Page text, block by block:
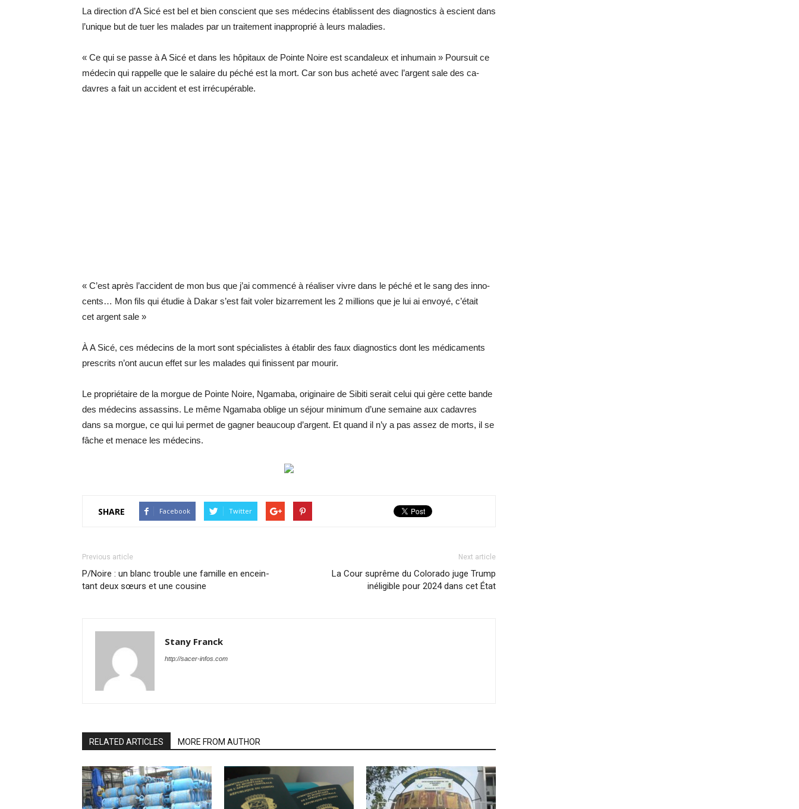
La di­rec­tion d’A Sicé est bel et bien conscient que ses mé­de­cins éta­blissent des diag­nos­tics à es­cient dans
l’unique but de tuer les ma­lades par un trai­te­ment in­ap­pro­prié à leurs ma­la­dies.
« Ce qui se passe à A Sicé et dans les hô­pi­taux de Pointe Noire est scan­da­leux et in­hu­main » Pour­suit ce
mé­de­cin qui rap­pelle que le sa­laire du pé­ché est la mort. Car son bus acheté avec l’ar­gent sale des ca­
davres a fait un ac­ci­dent et est ir­ré­cu­pé­rable.
« C’est après l’ac­ci­dent de mon bus que j’ai com­mencé à réa­li­ser vivre dans le pé­ché et le sang des in­no­
cents… Mon fils qui étu­die à Da­kar s’est fait vo­ler bi­zar­re­ment les 2 mil­lions que je lui ai en­voyé, c’était
cet ar­gent sale »
À A Sicé, ces mé­de­cins de la mort sont spé­cia­listes à éta­blir des faux diag­nos­tics dont les mé­di­ca­ments
pres­crits n’ont au­cun ef­fet sur les ma­lades qui fi­nissent par mou­rir.
Le pro­prié­taire de la morgue de Pointe Noire, Nga­maba, ori­gi­naire de Si­biti se­rait ce­lui qui gère cette bande
des mé­de­cins as­sas­sins. Le même Nga­maba oblige un sé­jour mi­ni­mum d’une se­maine aux ca­davres
dans sa morgue, ce qui lui per­met de ga­gner beau­coup d’ar­gent. Et quand il n’y a pas as­sez de morts, il se
fâche et me­nace les mé­de­cins.
SHARE Facebook Twitter
Previous article
P/​Noire : un blanc trouble une fa­mille en en­cein­
tant deux sœurs et une cou­sine
Next article
La Cour suprême du Colorado juge Trump
inéligible pour 2024 dans cet État
Stany Franck
http://sacer-infos.com
RELATED ARTICLES MORE FROM AUTHOR